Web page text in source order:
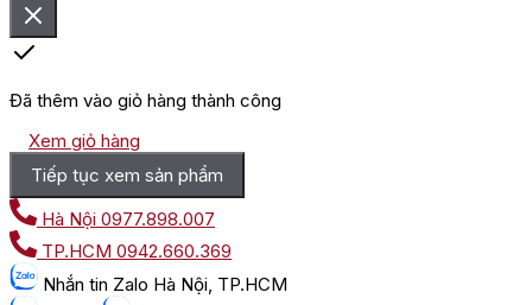
Đã thêm vào giỏ hàng thành công
Xem giỏ hàng
Tiếp tục xem sản phẩm
Hà Nội 0977.898.007
TP.HCM 0942.660.369
Nhắn tin Zalo Hà Nội, TP.HCM